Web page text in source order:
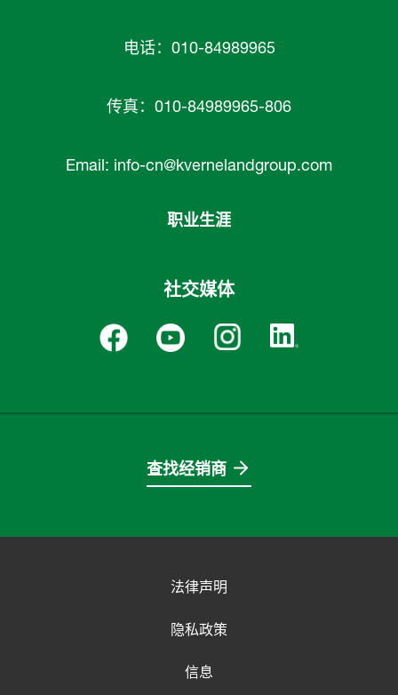
电话：010-84989965
传真：010-84989965-806
Email: info-cn@kvernelandgroup.com
职业生涯
社交媒体
查找经销商
法律声明
隐私政策
信息